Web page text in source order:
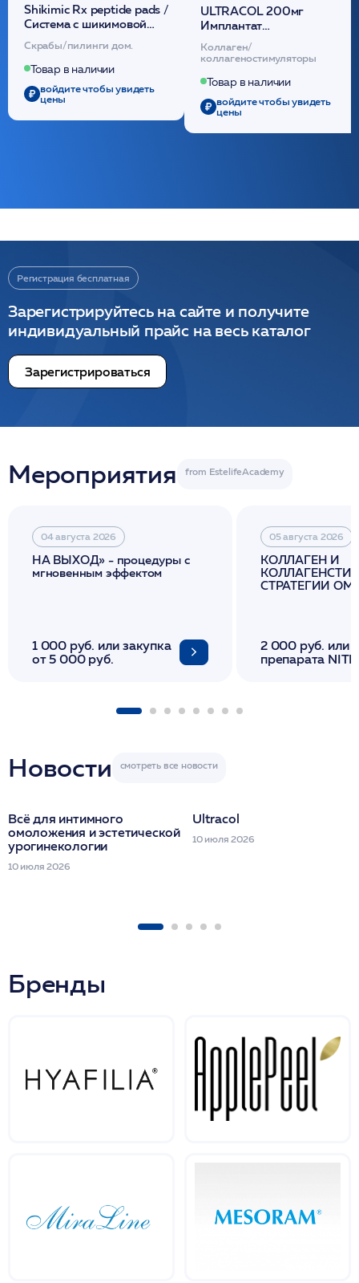
Shikimic Rx peptide pads /
Cистема с шикимовой
кислотой обновляющая
(30шт) /HP
Скрабы/пилинги дом.
Товар в наличии
войдите чтобы увидеть
цены
ULTRACOL 200мг
Имплантат
внутридермальный,
стерильный на основе
полидиоксанона
/ULTRACOL
Коллаген/
коллагеностимуляторы
Товар в наличии
войдите чтобы увидеть
цены
Регистрация бесплатная
Зарегистрируйтесь на сайте и получите
индивидуальный прайс на весь каталог
Зарегистрироваться
Мероприятия
04 августа 2026
НА ВЫХОД» - процедуры с
мгновенным эффектом
1 000 руб. или закупка
от 5 000 руб.
05 августа 2026
КОЛЛАГЕН И
СТРАТЕГИИ
2 000 руб. или
препарата
Новости
Всё для интимного
омоложения и эстетической
урогинекологии
10 июля 2026
Ultracol
10 июля 2026
Бренды